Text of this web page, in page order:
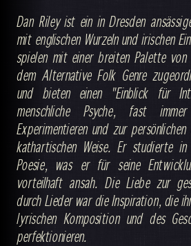
Dan Riley ist ein in Dresden
mit englischen Wurzeln und irischen
spielen mit einer breiten Palette von
dem Alternative Folk Genre
und bieten einen "Einblick für
menschliche Psyche, fast
Experimentieren und zur
kathartischen Weise. Er studierte
Poesie, was er für seine
vorteilhaft ansah. Die Liebe zur
durch Lieder war die Inspiration, die
lyrischen Komposition und des
perfektionieren.